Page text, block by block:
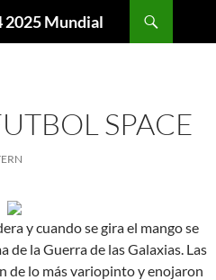
2025 Mundial
SPACE
y cuando se gira el mango se
de la Guerra de las Galaxias. Las
de lo más variopinto y enojaron